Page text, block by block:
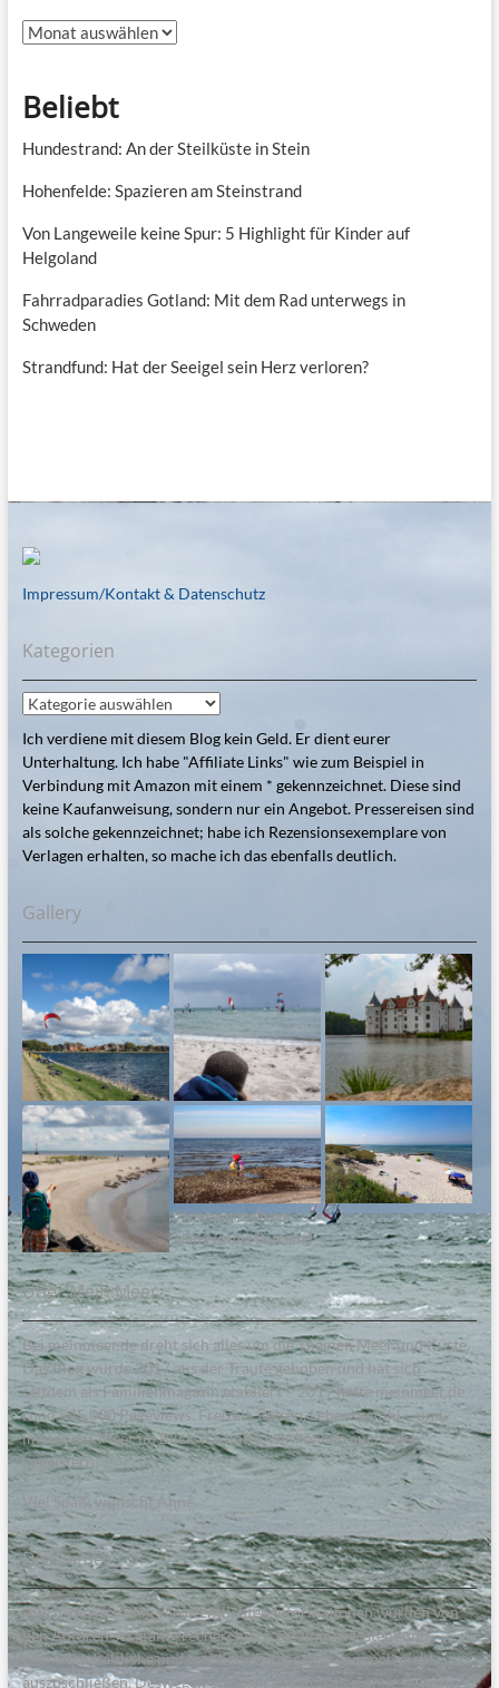
Archiv
Beliebt
Hundestrand: An der Steilküste in Stein
Hohenfelde: Spazieren am Steinstrand
Von Langeweile keine Spur: 5 Highlight für Kinder auf
Helgoland
Fahrradparadies Gotland: Mit dem Rad unterwegs in
Schweden
Strandfund: Hat der Seeigel sein Herz verloren?
Impressum/Kontakt & Datenschutz
Kategorien
Kategorien
Ich verdiene mit diesem Blog kein Geld. Er dient eurer
Unterhaltung. Ich habe "Affiliate Links" wie zum Beispiel in
Verbindung mit Amazon mit einem * gekennzeichnet. Diese sind
keine Kaufanweisung, sondern nur ein Angebot. Pressereisen sind
als solche gekennzeichnet; habe ich Rezensionsexemplare von
Verlagen erhalten, so mache ich das ebenfalls deutlich.
Gallery
Steinesammeln am
Naturstrand Bottsand
Über Mein:Meer
Bei meinmeer.de dreht sich alles um die Themen Meer und Küste.
Das Blog wurde 2017 aus der Traufe gehoben und hat sich
seitdem als Familienmagazin etabliert – 2019 hatte meinmeer.de
rund 545.000 Pageviews. Freizeit, Reisen, Lebensgefühl – und
immer das Meer im Blick. Ich hoffe, wir können auch euch
begeistern!
Viel Spaß, wünscht Anne.
Disclaimer
Alle in diesem Blog veröffentlichten Informationen wurden von
den Autoren sorgfältig recherchiert, zusammengestellt und
geprüft. Inhaltliche und sachliche Fehler sind dennoch nicht
auszuschließen. Deswegen erfolgen alle Angaben ohne Gewähr